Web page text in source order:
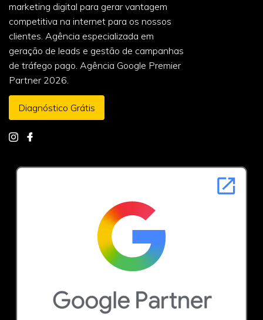
marketing digital para gerar vantagem
competitiva na internet para os nossos
clientes. Agência especializada em
geração de leads e gestão de campanhas
de tráfego pago. Agência Google Premier
Partner 2026.
Diagnóstico Grátis